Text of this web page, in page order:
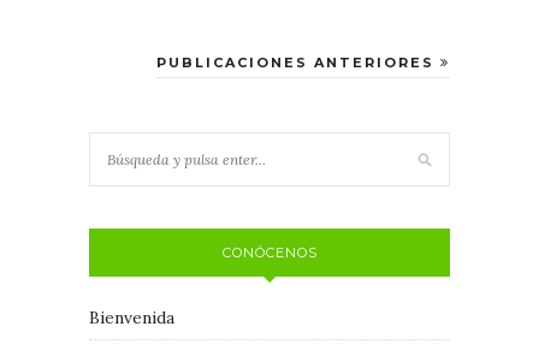
PUBLICACIONES ANTERIORES
CONÓCENOS
Bienvenida